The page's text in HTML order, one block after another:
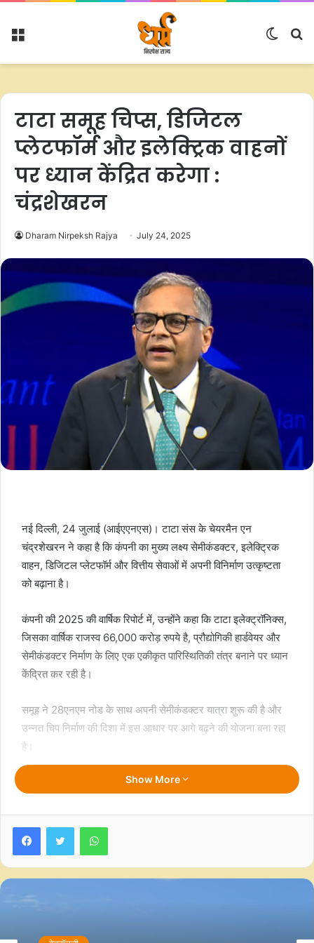
Menu
Switch
टाटा समूह चिप्स, डिजिटल
प्लेटफॉर्म और इलेक्ट्रिक वाहनों
पर ध्यान केंद्रित करेगा :
चंद्रशेखरन
Dharam Nirpeksh Rajya July 24, 2025
नई दिल्ली, 24 जुलाई (आईएएनएस)। टाटा संस के चेयरमैन एन
चंद्रशेखरन ने कहा है कि कंपनी का मुख्य लक्ष्य सेमीकंडक्टर, इलेक्ट्रिक
वाहन, डिजिटल प्लेटफॉर्म और वित्तीय सेवाओं में अपनी विनिर्माण उत्कृष्टता
को बढ़ाना है।
कंपनी की 2025 की वार्षिक रिपोर्ट में, उन्होंने कहा कि टाटा इलेक्ट्रॉनिक्स,
जिसका वार्षिक राजस्व 66,000 करोड़ रुपये है, प्रौद्योगिकी हार्डवेयर और
सेमीकंडक्टर निर्माण के लिए एक एकीकृत पारिस्थितिकी तंत्र बनाने पर ध्यान
केंद्रित कर रही है।
समूह ने 28एनएम नोड के साथ अपनी सेमीकंडक्टर यात्रा शुरू की है और
उन्नत चिप निर्माण की दिशा में इस आधार पर आगे बढ़ने की योजना बना रहा
है।
चंद्रशेखरन ने लिखा, “टीसीएस, स्टार्टअप्स और अन्य इकोसिस्टम प्लेयर्स
संभव प्रयास करेंगे। हम डेटा सेंटर बनाएंगे और अपने कर्मचारियों को नए
एआई टूल्स में कुशल बनाएंगे, उद्योग में सर्वश्रेष्ठ साझेदारियां बनाएंगे और
व्यवसायों को बदलने के लिए मानव+एआई मॉडल के माध्यम से समाधान
Show More
FacebookTwitter WhatsApp